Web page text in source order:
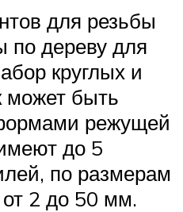
для резьбы
по дереву для
круглых и
может быть
режущей
до 5
по размерам
2 до 50 мм.